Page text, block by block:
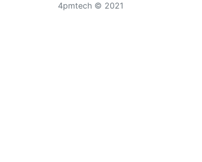
4pmtech © 2021